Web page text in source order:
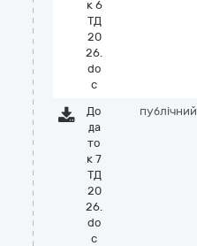
к 6
ТД
20
26.
do
c
До
да
то
к 7
ТД
20
26.
do
c
публічний